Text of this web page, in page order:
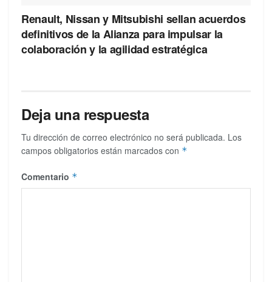
Renault, Nissan y Mitsubishi sellan acuerdos
definitivos de la Alianza para impulsar la
colaboración y la agilidad estratégica
Deja una respuesta
Tu dirección de correo electrónico no será publicada. Los
campos obligatorios están marcados con *
Comentario *